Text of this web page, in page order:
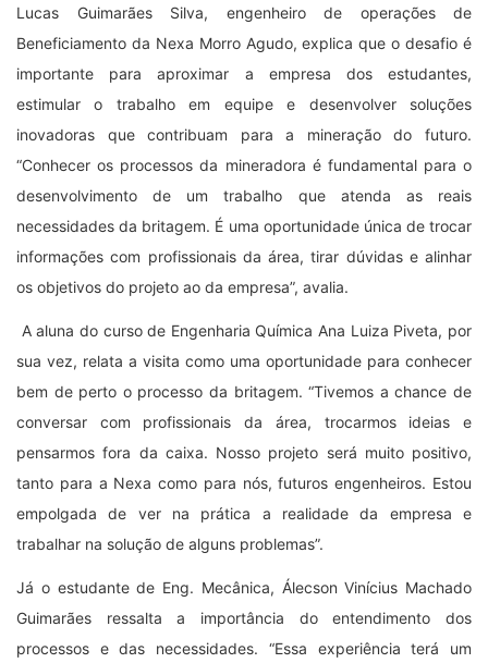
Lucas Guimarães Silva, engenheiro de operações de
Beneficiamento da Nexa Morro Agudo, explica que o desafio é
importante para aproximar a empresa dos estudantes,
estimular o trabalho em equipe e desenvolver soluções
inovadoras que contribuam para a mineração do futuro.
“Conhecer os processos da mineradora é fundamental para o
desenvolvimento de um trabalho que atenda as reais
necessidades da britagem. É uma oportunidade única de trocar
informações com profissionais da área, tirar dúvidas e alinhar
os objetivos do projeto ao da empresa”, avalia.
A aluna do curso de Engenharia Química Ana Luiza Piveta, por
sua vez, relata a visita como uma oportunidade para conhecer
bem de perto o processo da britagem. “Tivemos a chance de
conversar com profissionais da área, trocarmos ideias e
pensarmos fora da caixa. Nosso projeto será muito positivo,
tanto para a Nexa como para nós, futuros engenheiros. Estou
empolgada de ver na prática a realidade da empresa e
trabalhar na solução de alguns problemas”.
Já o estudante de Eng. Mecânica, Álecson Vinícius Machado
Guimarães ressalta a importância do entendimento dos
processos e das necessidades. “Essa experiência terá um